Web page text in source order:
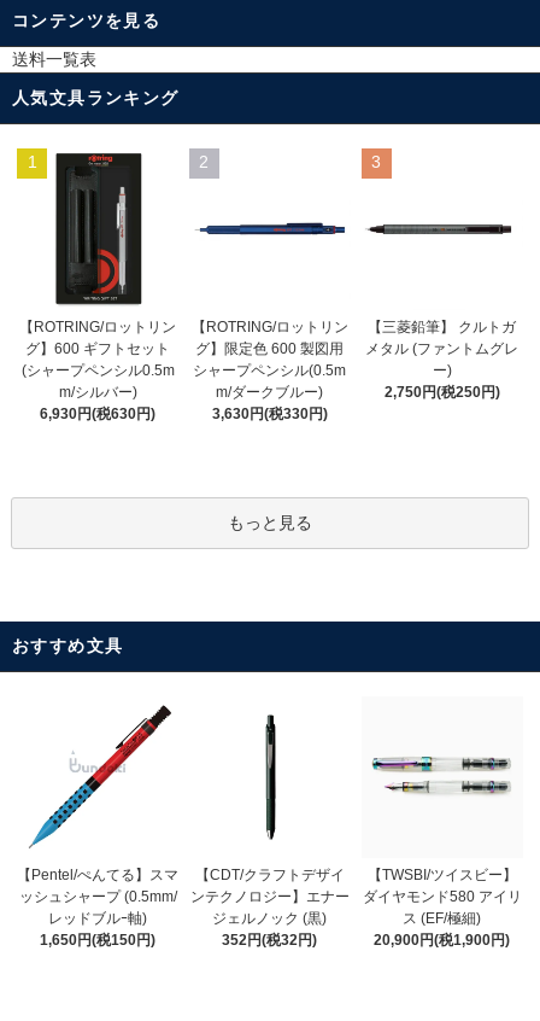
コンテンツを見る
送料一覧表
人気文具ランキング
1
【ROTRING/ロットリン
グ】600 ギフトセット
(シャープペンシル0.5m
m/シルバー)
6,930円(税630円)
2
【ROTRING/ロットリン
グ】限定色 600 製図用
シャープペンシル(0.5m
m/ダークブルー)
3,630円(税330円)
3
【三菱鉛筆】 クルトガ
メタル (ファントムグレ
ー)
2,750円(税250円)
もっと見る
おすすめ文具
【Pentel/ぺんてる】スマ
ッシュシャープ (0.5mm/
レッドブルｰ軸)
1,650円(税150円)
【CDT/クラフトデザイ
ンテクノロジー】エナー
ジェルノック (黒)
352円(税32円)
【TWSBI/ツイスビー】
ダイヤモンド580 アイリ
ス (EF/極細)
20,900円(税1,900円)